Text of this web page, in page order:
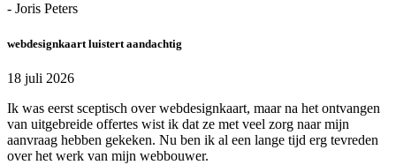
- Joris Peters
webdesignkaart luistert aandachtig
18 juli 2026
Ik was eerst sceptisch over webdesignkaart, maar na het ontvangen
van uitgebreide offertes wist ik dat ze met veel zorg naar mijn
aanvraag hebben gekeken. Nu ben ik al een lange tijd erg tevreden
over het werk van mijn webbouwer.